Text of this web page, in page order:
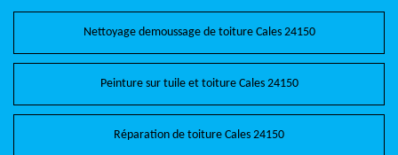
Nettoyage demoussage de toiture Cales 24150
Peinture sur tuile et toiture Cales 24150
Réparation de toiture Cales 24150